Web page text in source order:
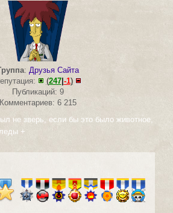
: Друзья Сайта
(247| -1)
Публикаций: 9
Комментариев: 6 215
не зверь, если бы это было животное,
+